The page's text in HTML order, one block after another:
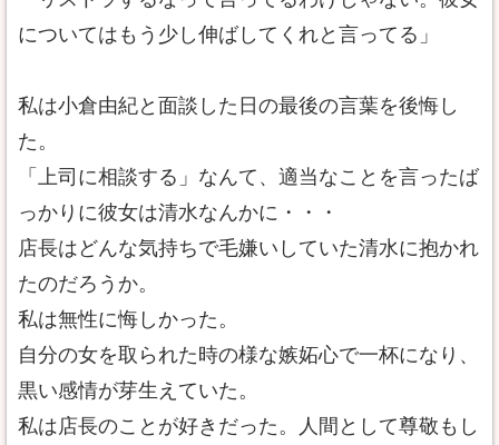
についてはもう少し伸ばしてくれと言ってる」
私は小倉由紀と面談した日の最後の言葉を後悔し
た。
「上司に相談する」なんて、適当なことを言ったば
っかりに彼女は清水なんかに・・・
店長はどんな気持ちで毛嫌いしていた清水に抱かれ
たのだろうか。
私は無性に悔しかった。
自分の女を取られた時の様な嫉妬心で一杯になり、
黒い感情が芽生えていた。
私は店長のことが好きだった。人間として尊敬もし